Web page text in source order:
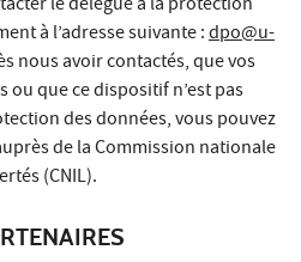
à l’adresse suivante :dpo@u-
nous avoir contactés, que vos
que ce dispositif n’est pas
des données, vous pouvez
de la Commission nationale
(CNIL).